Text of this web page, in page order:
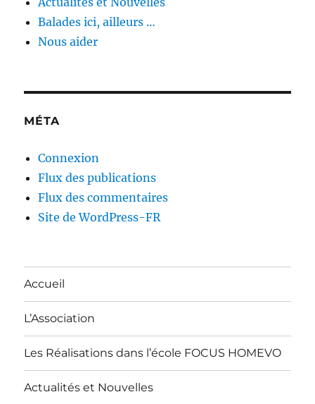
Balades ici, ailleurs …
Nous aider
MÉTA
Connexion
Flux des publications
Flux des commentaires
Site de WordPress-FR
Accueil
L’Association
Les Réalisations dans l’école FOCUS HOMEVO
Actualités et Nouvelles